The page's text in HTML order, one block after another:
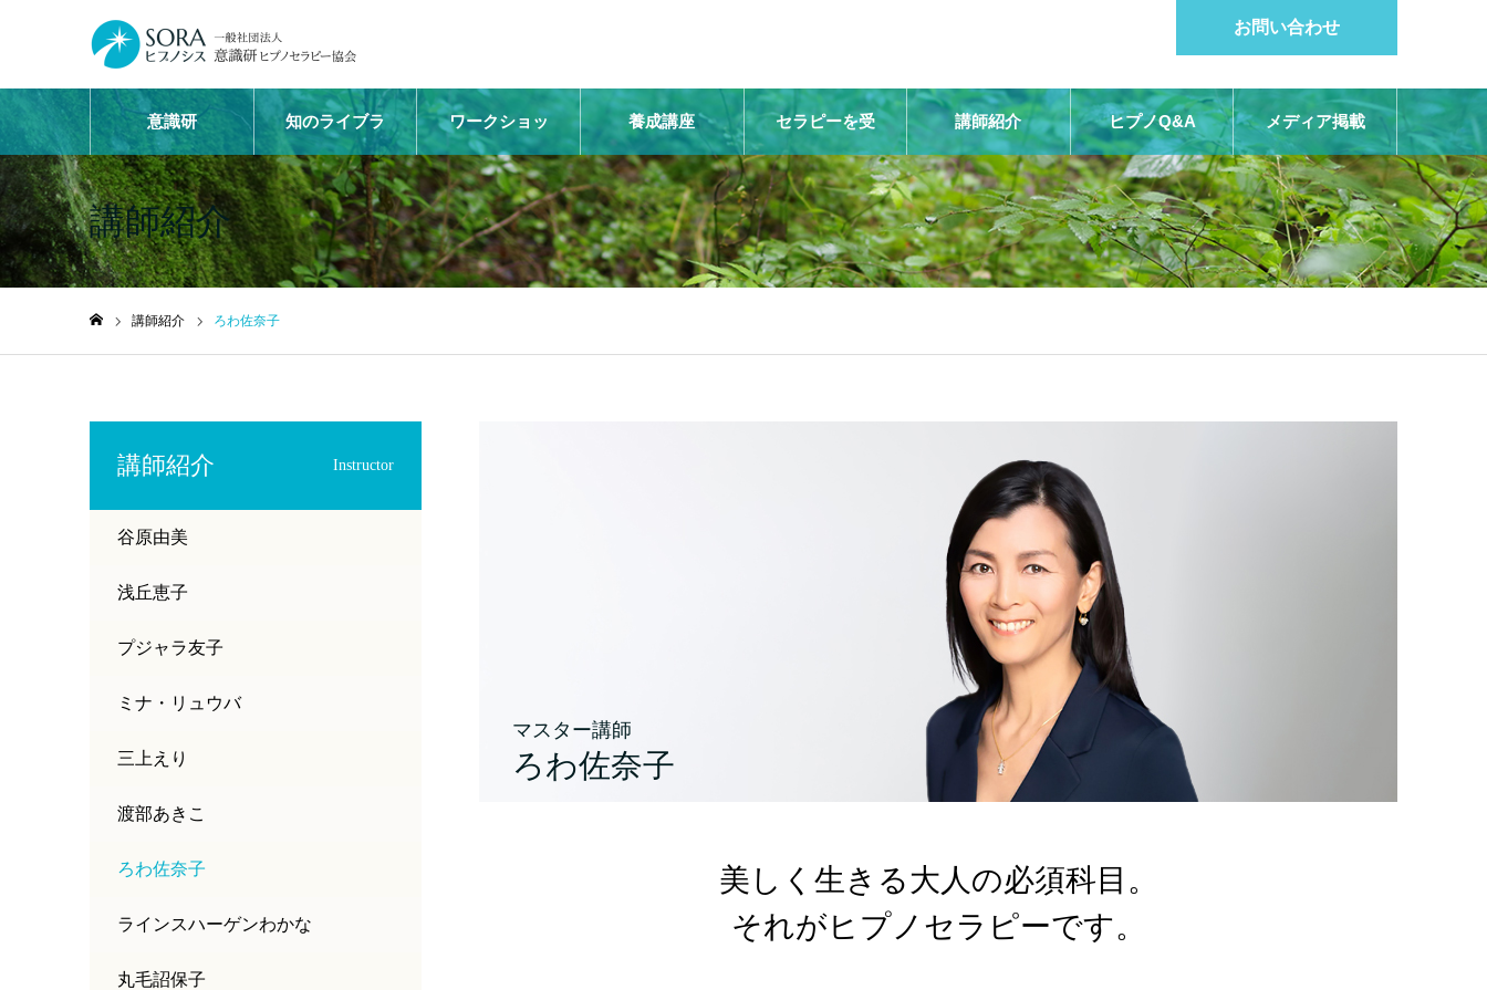
お問い合わせ
意識研 知のライブラ
リ
ワークショッ
プ
養成講座 セラピーを受
ける
講師紹介 ヒプノQ&A メディア掲載
講師紹介
講師紹介 ろわ佐奈子
マスター講師
ろわ佐奈子
美しく生きる大人の必須科目。
それがヒプノセラピーです。
講師紹介 Instructor
谷原由美
浅丘恵子
プジャラ友子
ミナ・リュウバ
三上えり
渡部あきこ
ろわ佐奈子
ラインスハーゲンわかな
丸毛詔保子